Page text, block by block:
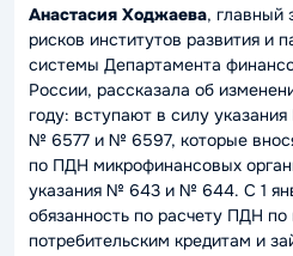
Анастасия Ходжаева, главный
рисков институтов развития и
системы Департамента
России, рассказала об
году: вступают в силу
№ 6577 и № 6597, которые
по ПДН микрофинансовых
указания № 643 и № 644. С 1
обязанность по расчету ПДН
потребительским кредитам и